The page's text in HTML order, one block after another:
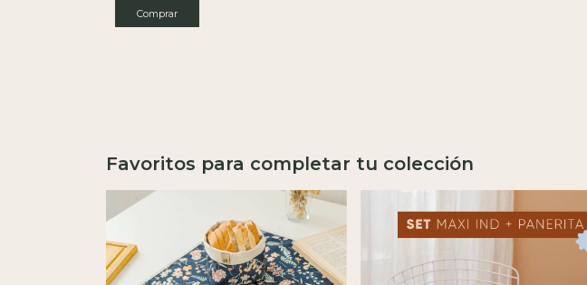
Comprar
Favoritos para completar tu colección